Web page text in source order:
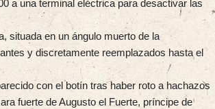
a una terminal eléctrica para desactivar las
situada en un ángulo muerto de la
y discretamente reemplazados hasta el
con el botín tras haber roto a hachazos
fuerte de Augusto el Fuerte, príncipe de